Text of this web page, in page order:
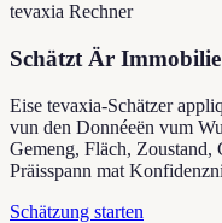
tevaxia Rechner
Schätzt Är
Eise tevaxia-Schätzer
vun den Donnéeën vum
Gemeng, Fläch, Zoustand,
Präisspann mat
Schätzung starten